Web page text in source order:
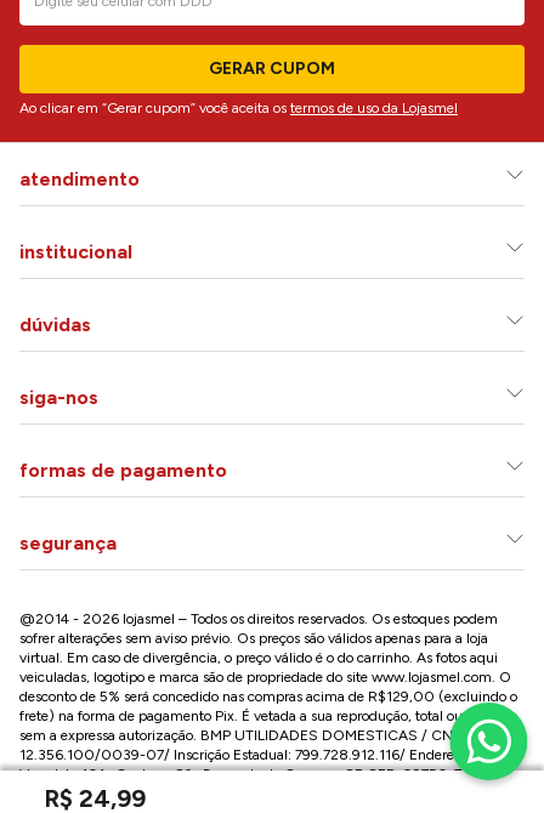
R$ 24,99
GERAR CUPOM
Ao clicar em “Gerar cupom” você aceita os termos de uso da Lojasmel
atendimento
institucional
dúvidas
siga-nos
formas de pagamento
segurança
@2014 - 2026 lojasmel – Todos os direitos reservados. Os estoques podem
sofrer alterações sem aviso prévio. Os preços são válidos apenas para a loja
virtual. Em caso de divergência, o preço válido é o do carrinho. As fotos aqui
veiculadas, logotipo e marca são de propriedade do site www.lojasmel.com. O
desconto de 5% será concedido nas compras acima de R$129,00 (excluindo o
frete) na forma de pagamento Pix. É vetada a sua reprodução, total ou parcial,
sem a expressa autorização. BMP UTILIDADES DOMESTICAS / CNPJ:
12.356.100/0039-07/ Inscrição Estadual: 799.728.912.116/ Endereço: R José
Versolato,101 , Centro – São Bernardo do Campo - SP CEP: 09750-730
Conheça nossa loja na Paulista / SP: